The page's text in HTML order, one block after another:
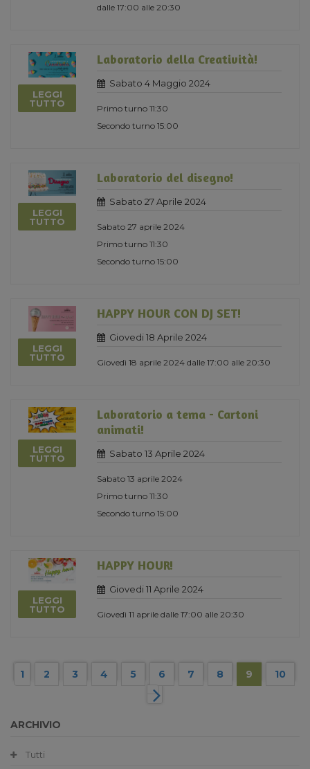
dalle 17:00 alle 20:30
LEGGI
TUTTO
Laboratorio della Creatività!
Sabato 4 Maggio 2024
Primo turno 11:30
Secondo turno 15:00
LEGGI
TUTTO
Laboratorio del disegno!
Sabato 27 Aprile 2024
Sabato 27 aprile 2024
Primo turno 11:30
Secondo turno 15:00
LEGGI
TUTTO
HAPPY HOUR CON DJ SET!
Giovedi 18 Aprile 2024
Giovedì 18 aprile 2024 dalle 17:00 alle 20:30
LEGGI
TUTTO
Laboratorio a tema - Cartoni
animati!
Sabato 13 Aprile 2024
Sabato 13 aprile 2024
Primo turno 11:30
Secondo turno 15:00
LEGGI
TUTTO
HAPPY HOUR!
Giovedi 11 Aprile 2024
Giovedì 11 aprile dalle 17:00 alle 20:30
1 2 3 4 5 6 7 8 9 10
ARCHIVIO
Tutti